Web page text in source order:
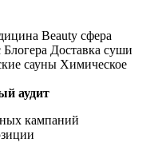
Beauty сфера
Блогера Доставка суши
сауны Химическое
аудит
кампаний